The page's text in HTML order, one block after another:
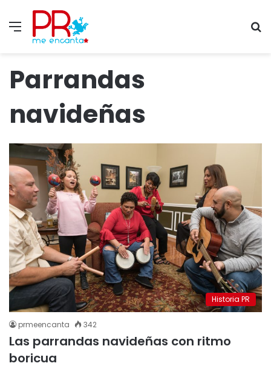
Menu
Parrandas
navideñas
Historia PR
prmeencanta 342
Las parrandas navideñas con ritmo
boricua